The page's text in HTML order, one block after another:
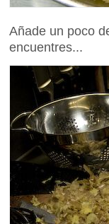
Añade un poco
encuentres...